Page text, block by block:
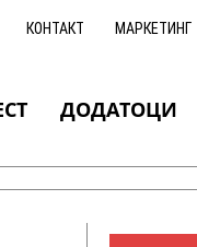
КОНТАКТ МАРКЕТИНГ
ДОДАТОЦИ